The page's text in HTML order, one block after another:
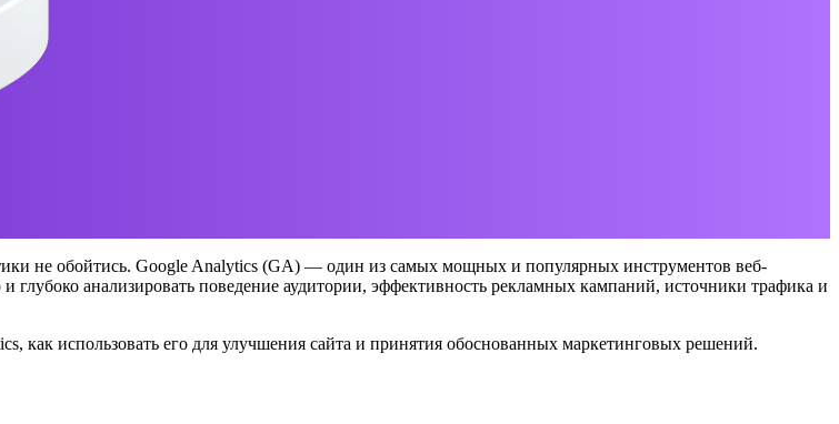
не обойтись. Google Analytics (GA) — один из самых мощных и популярных инструментов веб-
глубоко анализировать поведение аудитории, эффективность рекламных кампаний, источники трафика и
как использовать его для улучшения сайта и принятия обоснованных маркетинговых решений.